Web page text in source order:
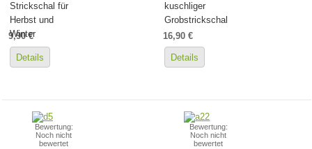
Strickschal für
Herbst und
Winter
9,90 €
Details
kuschliger
Grobstrickschal
16,90 €
Details
Bewertung:
Noch nicht
bewertet
Bewertung:
Noch nicht
bewertet